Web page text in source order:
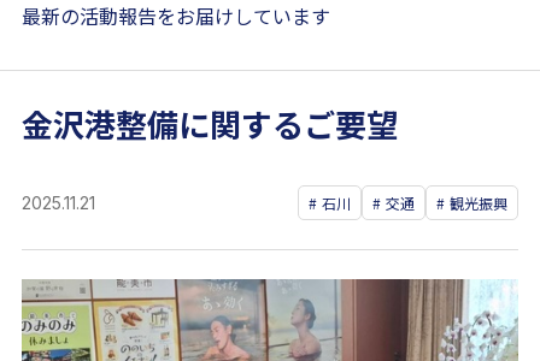
最新の活動報告をお届けしています
金沢港整備に関するご要望
2025.11.21 石川 交通 観光振興